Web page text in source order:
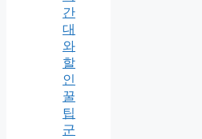
간
대
와
할
인
꿀
팁
군